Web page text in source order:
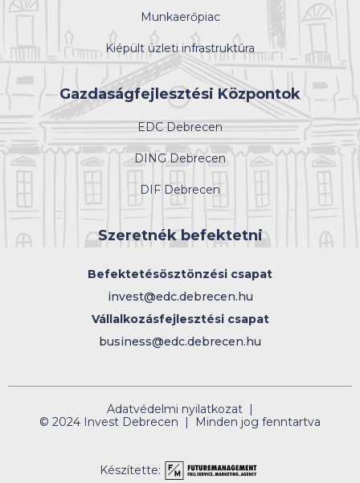
Munkaerőpiac
Kiépült üzleti infrastruktúra
Gazdaságfejlesztési Központok
EDC Debrecen
DING Debrecen
DIF Debrecen
Szeretnék befektetni
Befektetésösztönzési csapat
invest@edc.debrecen.hu
Vállalkozásfejlesztési csapat
business@edc.debrecen.hu
Adatvédelmi nyilatkozat |
© 2024 Invest Debrecen | Minden jog fenntartva
Készítette: